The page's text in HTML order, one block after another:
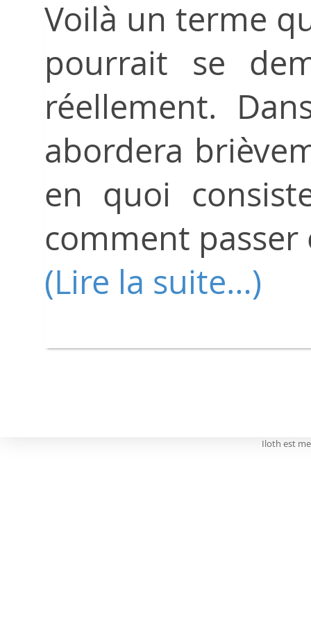
Voilà un terme
pourrait se
réellement.
abordera
en quoi
comment passer
(Lire la suite…)
Iloth est